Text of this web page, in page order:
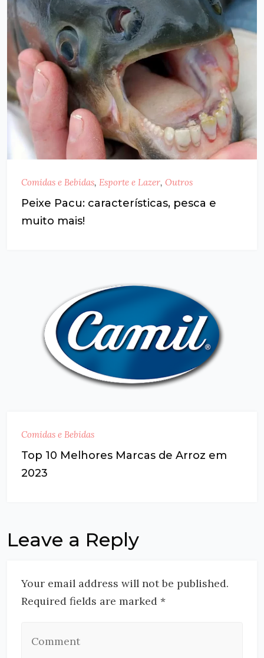
Comidas e Bebidas, Esporte e Lazer, Outros
Peixe Pacu: características, pesca e
muito mais!
Comidas e Bebidas
Top 10 Melhores Marcas de Arroz em
2023
Leave a Reply
Your email address will not be published.
Required fields are marked *